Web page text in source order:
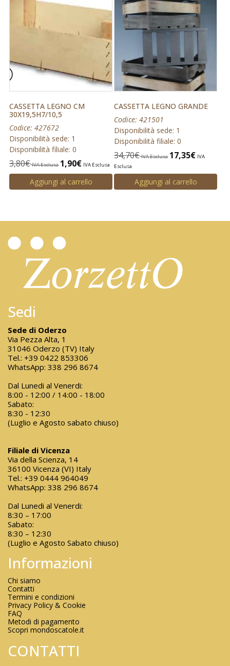
CASSETTA LEGNO CM
30X19,5H7/10,5
Codice: 427672
Disponibilità sede: 1
Disponibilità filiale: 0
3,80€ IVA Esclusa 1,90€ IVA Esclusa
Aggiungi al carrello
CASSETTA LEGNO GRANDE
Codice: 421501
Disponibilità sede: 1
Disponibilità filiale: 0
34,70€ IVA Esclusa 17,35€ IVA
Esclusa
Aggiungi al carrello
Sedi
Sede di Oderzo
Via Pezza Alta, 1
31046 Oderzo (TV) Italy
Tel.: +39 0422 853306
WhatsApp: 338 296 8674
Dal Lunedi al Venerdi:
8:00 - 12:00 / 14:00 - 18:00
Sabato:
8:30 - 12:30
(Luglio e Agosto sabato chiuso)
Filiale di Vicenza
Via della Scienza, 14
36100 Vicenza (VI) Italy
Tel.: +39 0444 964049
WhatsApp: 338 296 8674
Dal Lunedi al Venerdi:
8:30 – 17:00
Sabato:
8:30 – 12:30
(Luglio e Agosto Sabato chiuso)
Informazioni
Chi siamo
Contatti
Termini e condizioni
Privacy Policy & Cookie
FAQ
Metodi di pagamento
Scopri mondoscatole.it
CONTATTI